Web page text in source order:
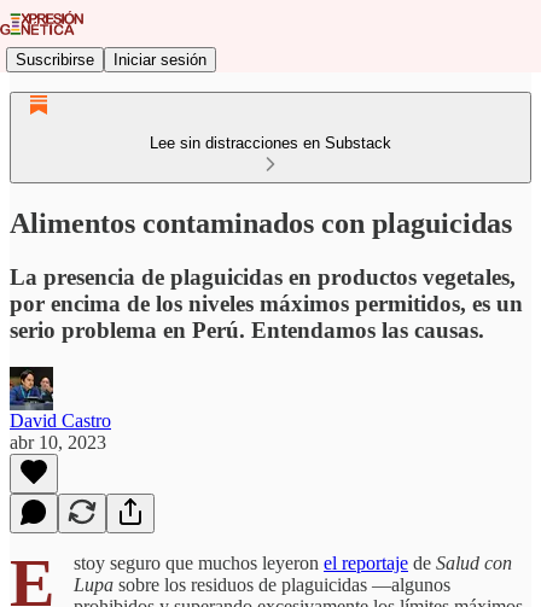
Suscribirse Iniciar sesión
Lee sin distracciones en Substack
Alimentos contaminados con plaguicidas
La presencia de plaguicidas en productos vegetales,
por encima de los niveles máximos permitidos, es un
serio problema en Perú. Entendamos las causas.
David Castro
abr 10, 2023
E stoy seguro que muchos leyeron el reportaje de Salud con
Lupa sobre los residuos de plaguicidas —algunos